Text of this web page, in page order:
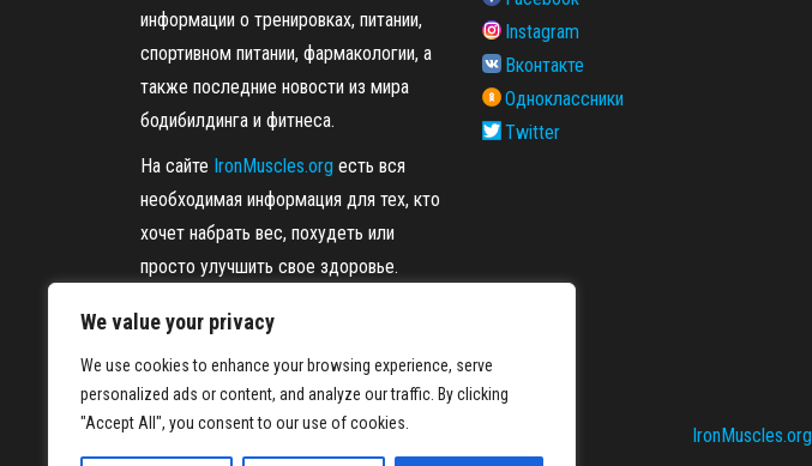
We value your privacy
We use cookies to enhance your browsing experience, serve
personalized ads or content, and analyze our traffic. By clicking
"Accept All", you consent to our use of cookies.
информации о тренировках, питании,
спортивном питании, фармакологии, а
также последние новости из мира
бодибилдинга и фитнеса.
На сайте IronMuscles.org есть вся
необходимая информация для тех, кто
хочет набрать вес, похудеть или
просто улучшить свое здоровье.
Instagram
Вконтакте
Одноклассники
Twitter
IronMuscles.org